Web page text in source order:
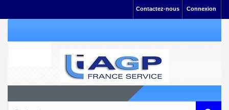
Connexion
Contactez-nous